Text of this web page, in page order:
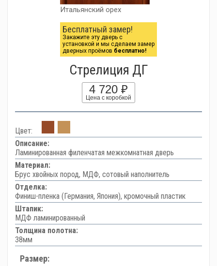
Итальянский орех
Бесплатный замер!
Закажите эту дверь с
установкой и мы сделаем замер
дверных проёмов бесплатно!
Стрелиция ДГ
4 720 ₽
Цена с коробкой
Цвет:
Описание:
Ламинированная филенчатая межкомнатная дверь
Материал:
Брус хвойных пород, МДФ, сотовый наполнитель
Отделка:
Финиш-пленка (Германия, Япония), кромочный пластик
Штапик:
МДФ ламинированный
Толщина полотна:
38мм
Размер: